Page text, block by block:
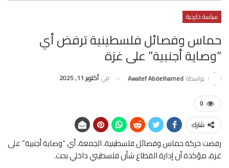
سياسة خارجية
حماس وفصائل فلسطينية ترفض أي
“وصاية أجنبية” على غزة
بواسطة Awatef Abdelhamed في أكتوبر 11, 2025
0
شارك
رفضت حركة حماس وفصائل فلسطينية، الجمعة، أي “وصاية أجنبية” على
غزة، مؤكدة أن إدارة القطاع شأن فلسطيني داخلي بحت.